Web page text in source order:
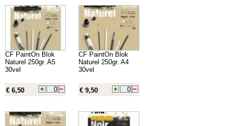
CF PaintOn Blok
Naturel 250gr. A5
30vel
€ 6,50
CF PaintOn Blok
Naturel 250gr. A4
30vel
€ 9,50